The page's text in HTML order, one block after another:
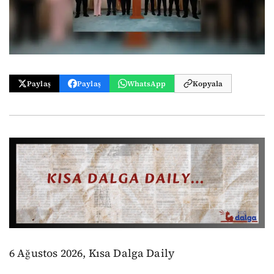
Paylaş Paylaş WhatsApp Kopyala
6 Ağustos 2026, Kısa Dalga Daily